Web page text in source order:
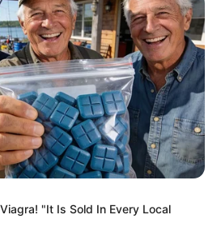
"It Is Sold In Every Local